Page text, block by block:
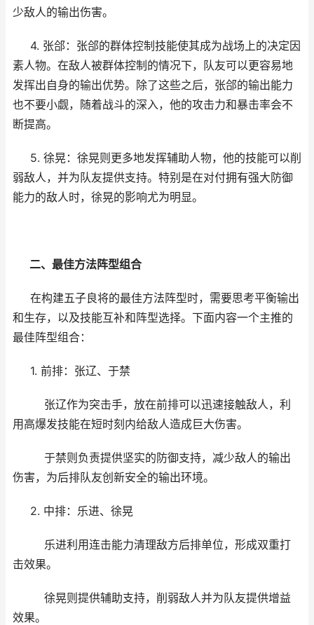
少敌人的输出伤害。
4. 张郃：张郃的群体控制技能使其成为战场上的决定因
素人物。在敌人被群体控制的情况下，队友可以更容易地
发挥出自身的输出优势。除了这些之后，张郃的输出能力
也不要小觑，随着战斗的深入，他的攻击力和暴击率会不
断提高。
5. 徐晃：徐晃则更多地发挥辅助人物，他的技能可以削
弱敌人，并为队友提供支持。特别是在对付拥有强大防御
能力的敌人时，徐晃的影响尤为明显。
二、最佳方法阵型组合
在构建五子良将的最佳方法阵型时，需要思考平衡输出
和生存，以及技能互补和阵型选择。下面内容一个主推的
最佳阵型组合：
1. 前排：张辽、于禁
张辽作为突击手，放在前排可以迅速接触敌人，利
用高爆发技能在短时刻内给敌人造成巨大伤害。
于禁则负责提供坚实的防御支持，减少敌人的输出
伤害，为后排队友创新安全的输出环境。
2. 中排：乐进、徐晃
乐进利用连击能力清理敌方后排单位，形成双重打
击效果。
徐晃则提供辅助支持，削弱敌人并为队友提供增益
效果。